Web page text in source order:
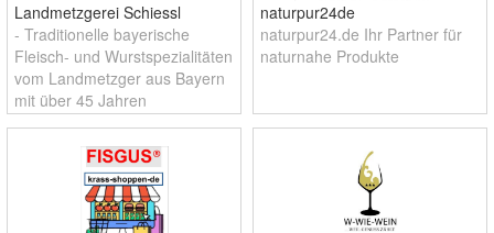
Landmetzgerei Schiessl
- Traditionelle bayerische
Fleisch- und Wurstspezialitäten
vom Landmetzger aus Bayern
mit über 45 Jahren
Versanderfahrung.
naturpur24de
naturpur24.de Ihr Partner für
naturnahe Produkte